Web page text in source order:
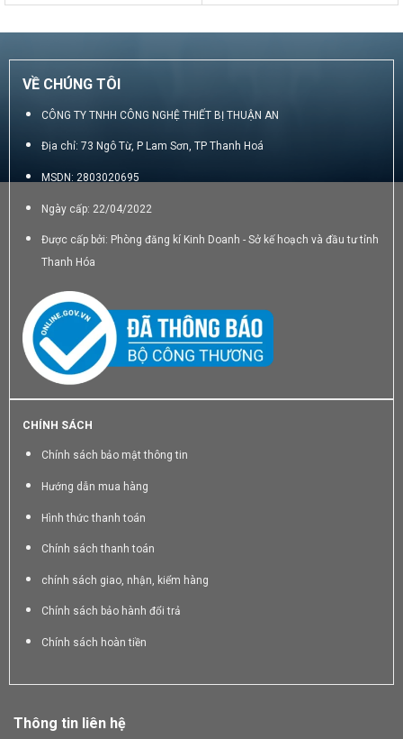
là:
tại
100.000₫.
là:
tại
100.000₫.
VỀ CHÚNG TÔI
CÔNG TY TNHH CÔNG NGHỆ THIẾT BỊ THUẬN AN
Địa chỉ: 73 Ngô Từ, P Lam Sơn, TP Thanh Hoá
MSDN: 2803020695
Ngày cấp: 22/04/2022
Được cấp bởi: Phòng đăng kí Kinh Doanh - Sở kế hoạch và đầu tư tỉnh
Thanh Hóa
CHÍNH SÁCH
Chính sách bảo mật thông tin
Hướng dẫn mua hàng
Hình thức thanh toán
Chính sách thanh toán
chính sách giao, nhận, kiểm hàng
Chính sách bảo hành đổi trả
Chính sách hoàn tiền
Thông tin liên hệ